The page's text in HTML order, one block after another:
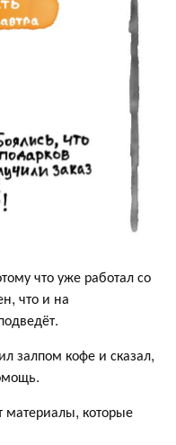
что уже работал со
что и на
залпом кофе и сказал,
которые